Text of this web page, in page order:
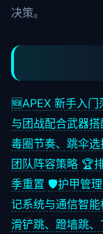
决策。
🆕APEX 新手入门
与团战配合武器
毒圈节奏、跳伞选
团队阵容策略 🏆
季重置 🛡️护甲管
记系统与通信智能
滑铲跳、蹬墙跳、